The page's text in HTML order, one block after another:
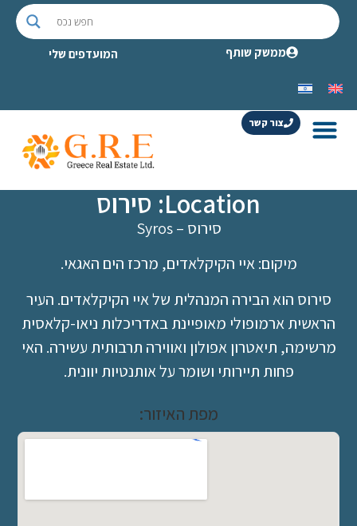
ממשק שותף המועדפים שלי
צור קשר
Location: סירוס
סירוס – Syros
מיקום: איי הקיקלאדים, מרכז הים האגאי.
סירוס הוא הבירה המנהלית של איי הקיקלאדים. העיר
הראשית ארמופולי מאופיינת באדריכלות ניאו-קלאסית
מרשימה, תיאטרון אפולון ואווירה תרבותית עשירה. האי
פחות תיירותי ושומר על אותנטיות יוונית.
מפת האיזור: